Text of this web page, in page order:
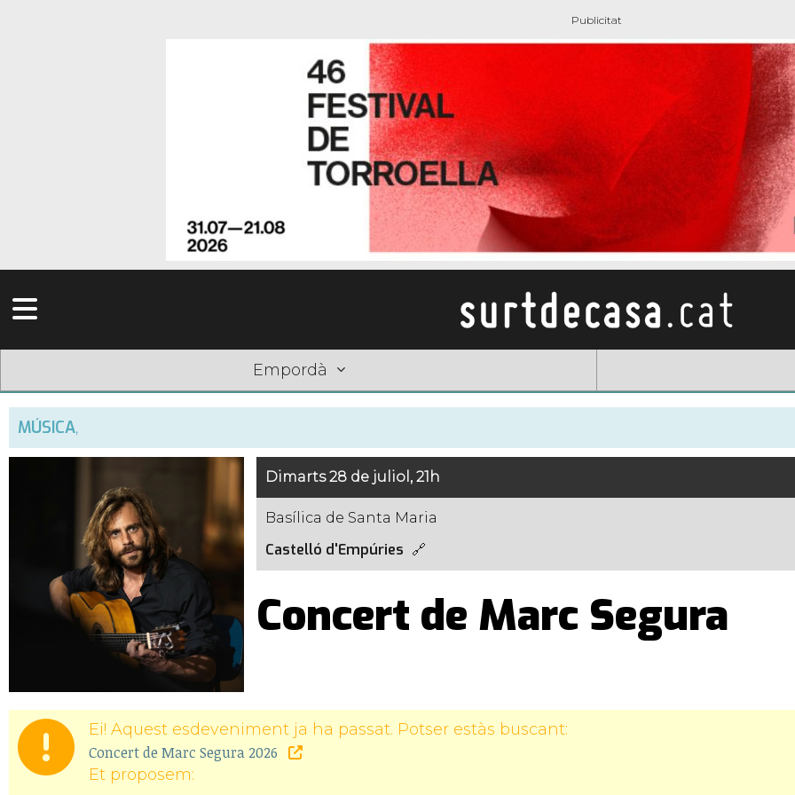
Empordà
MÚSICA,
Dimarts 28 de juliol, 21h
Basílica de Santa Maria
Castelló d'Empúries
Concert de Marc Segura
Ei! Aquest esdeveniment ja ha passat. Potser estàs buscant:
Concert de Marc Segura 2026
Et proposem: